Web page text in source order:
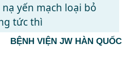
yến mạch loại bỏ
tức thì
BỆNH VIỆN JW HÀN QUỐC